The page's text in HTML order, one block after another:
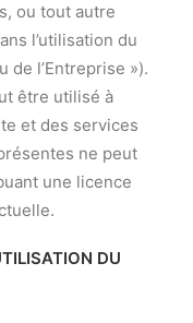
ou tout autre
l’utilisation du
de l’Entreprise »).
être utilisé à
et des services
ne peut
une licence
DU